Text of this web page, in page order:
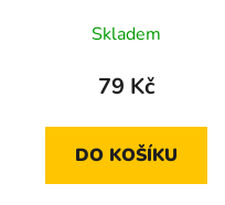
hodnocení
produktu
5,0
z
Skladem
79 Kč
DO KOŠÍKU